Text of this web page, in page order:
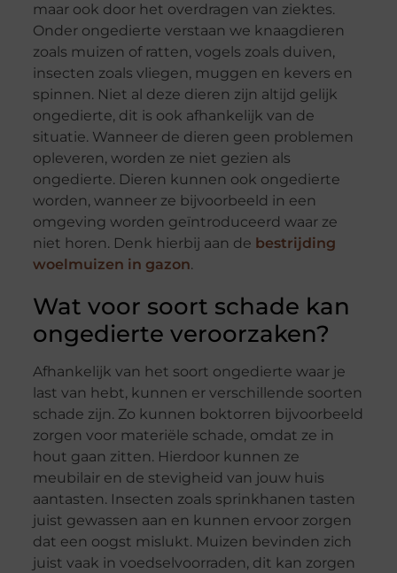
maar ook door het overdragen van ziektes.
Onder ongedierte verstaan we knaagdieren
zoals muizen of ratten, vogels zoals duiven,
insecten zoals vliegen, muggen en kevers en
spinnen. Niet al deze dieren zijn altijd gelijk
ongedierte, dit is ook afhankelijk van de
situatie. Wanneer de dieren geen problemen
opleveren, worden ze niet gezien als
ongedierte. Dieren kunnen ook ongedierte
worden, wanneer ze bijvoorbeeld in een
omgeving worden geïntroduceerd waar ze
niet horen. Denk hierbij aan de bestrijding
woelmuizen in gazon.
Wat voor soort schade kan
ongedierte veroorzaken?
Afhankelijk van het soort ongedierte waar je
last van hebt, kunnen er verschillende soorten
schade zijn. Zo kunnen boktorren bijvoorbeeld
zorgen voor materiële schade, omdat ze in
hout gaan zitten. Hierdoor kunnen ze
meubilair en de stevigheid van jouw huis
aantasten. Insecten zoals sprinkhanen tasten
juist gewassen aan en kunnen ervoor zorgen
dat een oogst mislukt. Muizen bevinden zich
juist vaak in voedselvoorraden, dit kan zorgen